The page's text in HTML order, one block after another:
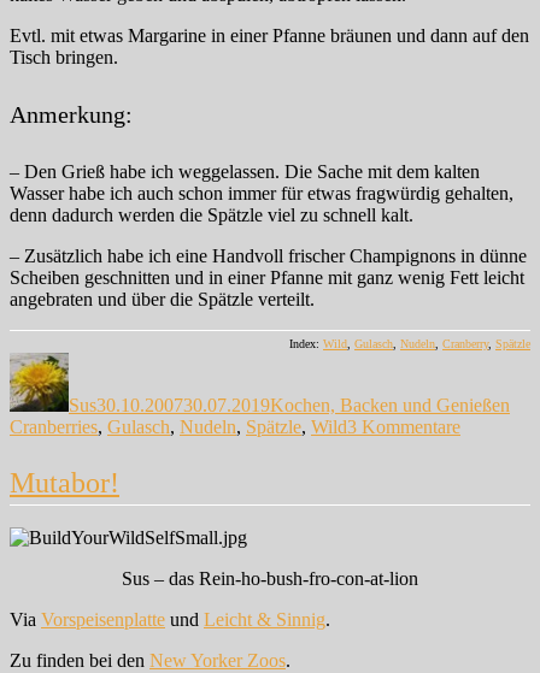
Evtl. mit etwas Margarine in einer Pfanne bräunen und dann auf den
Tisch bringen.
Anmerkung:
– Den Grieß habe ich weggelassen. Die Sache mit dem kalten
Wasser habe ich auch schon immer für etwas fragwürdig gehalten,
denn dadurch werden die Spätzle viel zu schnell kalt.
– Zusätzlich habe ich eine Handvoll frischer Champignons in dünne
Scheiben geschnitten und in einer Pfanne mit ganz wenig Fett leicht
angebraten und über die Spätzle verteilt.
Index: Wild Gulasch Nudeln Cranberry, Spätzle
Autor
Sus30.10.200730.07.2019Kochen, Backen und Genießen
Cranberries, Gulasch, Nudeln, Spätzle, Wild3 Kommentarezu
Mutabor!
Sus – das Rein-ho-bush-fro-con-at-lion
Via Vorspeisenplatte und Leicht & Sinnig.
Zu finden bei den New Yorker Zoos.